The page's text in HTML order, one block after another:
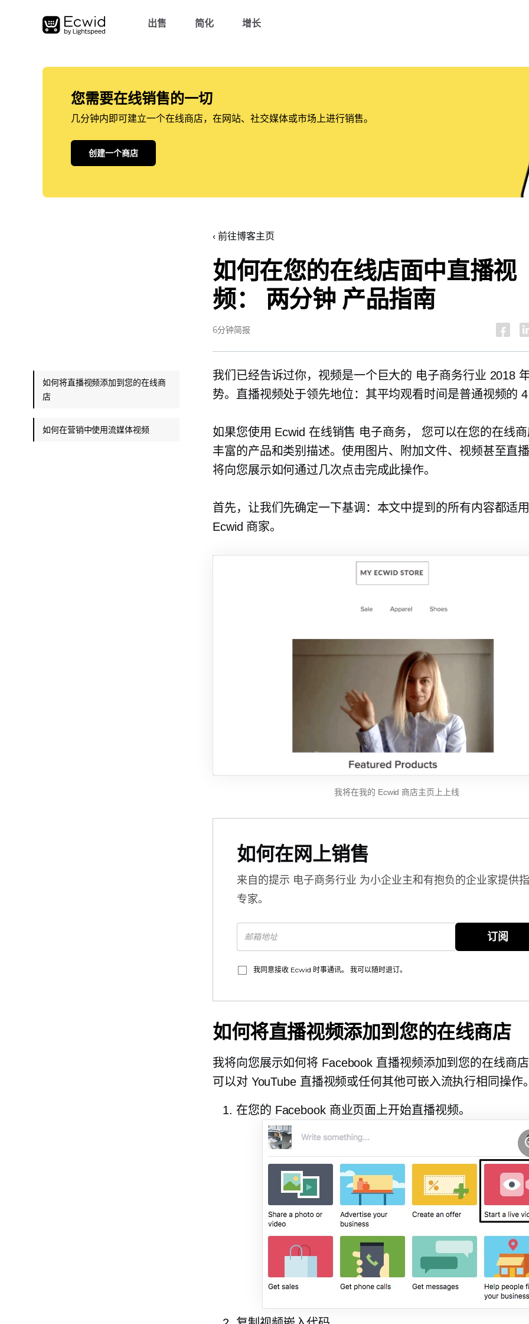
出售 简化 增长
您需要在线销售的一切
几分钟内即可建立一个在线商店，在网站、社交媒体或市场上进行销售。
创建一个商店
‹ 前往博客主页
如何在您的在线店面中直播视
频： 两分钟产品指南
6分钟简报
我们已经告诉过你，视频是一个巨大的 电子商务行业 2018
势。直播视频处于领先地位：其平均观看时间是普通视频的
如果您使用 Ecwid 在线销售 电子商务，
您可以在您的在线
丰富的产品和类别描述。使用图片、附加文件、视频甚至直
将向您展示如何通过几次点击完成此操作。
首先，让我们先确定一下基调：本文中提到的所有内容都适
Ecwid 商家。
我将在我的 Ecwid 商店主页上上线
如何在网上销售
来自的提示 电子商务行业 为小企业主和有抱负的企业家提供
专家。
订阅
我同意接收 Ecwid 时事通讯。 我可以随时退订。
如何将直播视频添加到您的在线商店
我将向您展示如何将 Facebook 直播视频添加到您的在线商
可以对 YouTube 直播视频或任何其他可嵌入流执行相同操作
在您的 Facebook 商业页面上开始直播视频。
如何将直播视频添加到您的在线商
店
如何在营销中使用流媒体视频